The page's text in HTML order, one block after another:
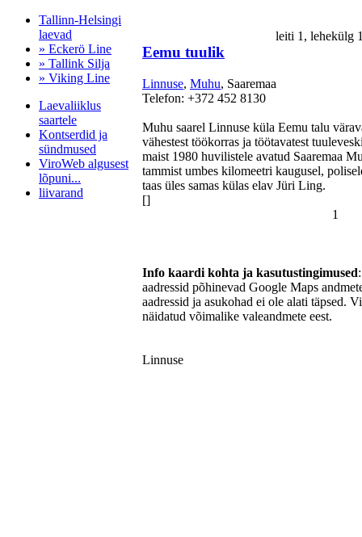
Tallinn-Helsingi
laevad
» Eckerö Line
» Tallink Silja
» Viking Line
Laevaliiklus
saartele
Kontserdid ja
sündmused
ViroWeb algusest
lõpuni...
liivarand
leiti 1,
Eemu tuulik
Linnuse, Muhu, Saaremaa
Telefon: +372 452 8130
Muhu saarel Linnuse küla Eemu talu
vähestest töökorras ja töötavatest
maist 1980 huvilistele avatud Saaremaa
tammist umbes kilomeetri kaugusel,
taas üles samas külas elav Jüri Ling.
[]
1
Info kaardi kohta ja kasutustingimused
aadressid põhinevad Google Maps
aadressid ja asukohad ei ole alati täpsed.
näidatud võimalike valeandmete eest.
Linnuse